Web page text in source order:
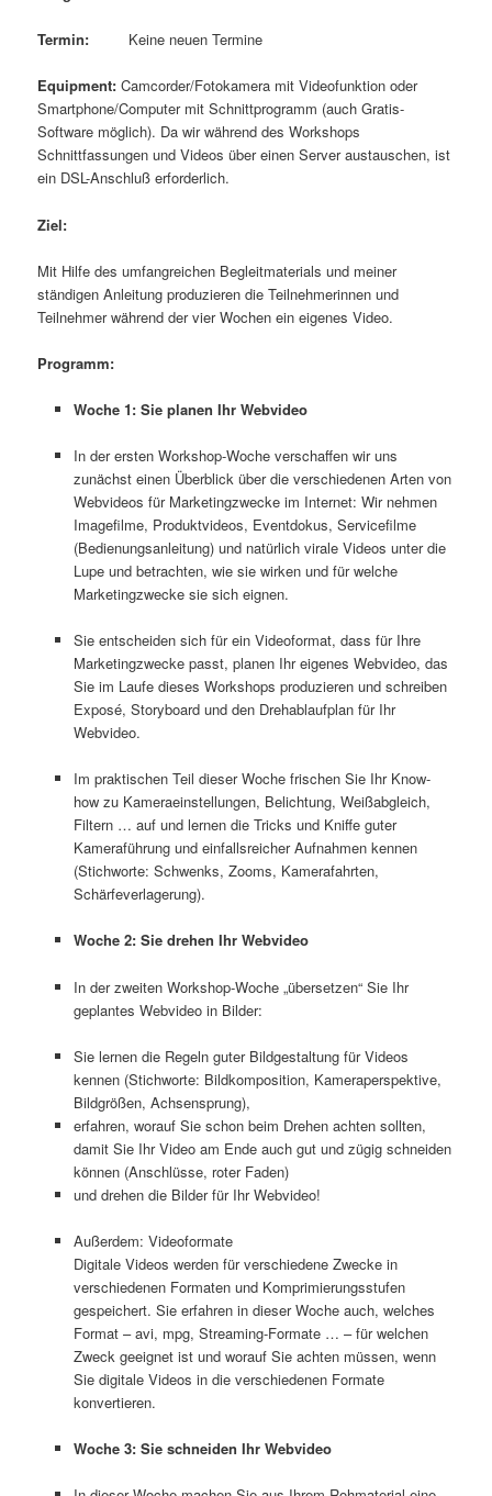
Termin: Keine neuen Termine
Equipment: Camcorder/Fotokamera mit Videofunktion oder
Smartphone/Computer mit Schnittprogramm (auch Gratis-
Software möglich). Da wir während des Workshops
Schnittfassungen und Videos über einen Server austauschen, ist
ein DSL-Anschluß erforderlich.
Ziel:
Mit Hilfe des umfangreichen Begleitmaterials und meiner
ständigen Anleitung produzieren die Teilnehmerinnen und
Teilnehmer während der vier Wochen ein eigenes Video.
Programm:
Woche 1: Sie planen Ihr Webvideo
In der ersten Workshop-Woche verschaffen wir uns
zunächst einen Überblick über die verschiedenen Arten von
Webvideos für Marketingzwecke im Internet: Wir nehmen
Imagefilme, Produktvideos, Eventdokus, Servicefilme
(Bedienungsanleitung) und natürlich virale Videos unter die
Lupe und betrachten, wie sie wirken und für welche
Marketingzwecke sie sich eignen.
Sie entscheiden sich für ein Videoformat, dass für Ihre
Marketingzwecke passt, planen Ihr eigenes Webvideo, das
Sie im Laufe dieses Workshops produzieren und schreiben
Exposé, Storyboard und den Drehablaufplan für Ihr
Webvideo.
Im praktischen Teil dieser Woche frischen Sie Ihr Know-
how zu Kameraeinstellungen, Belichtung, Weißabgleich,
Filtern … auf und lernen die Tricks und Kniffe guter
Kameraführung und einfallsreicher Aufnahmen kennen
(Stichworte: Schwenks, Zooms, Kamerafahrten,
Schärfeverlagerung).
Woche 2: Sie drehen Ihr Webvideo
In der zweiten Workshop-Woche „übersetzen“ Sie Ihr
geplantes Webvideo in Bilder:
Sie lernen die Regeln guter Bildgestaltung für Videos
kennen (Stichworte: Bildkomposition, Kameraperspektive,
Bildgrößen, Achsensprung),
erfahren, worauf Sie schon beim Drehen achten sollten,
damit Sie Ihr Video am Ende auch gut und zügig schneiden
können (Anschlüsse, roter Faden)
und drehen die Bilder für Ihr Webvideo!
Außerdem: Videoformate
Digitale Videos werden für verschiedene Zwecke in
verschiedenen Formaten und Komprimierungsstufen
gespeichert. Sie erfahren in dieser Woche auch, welches
Format – avi, mpg, Streaming-Formate … – für welchen
Zweck geeignet ist und worauf Sie achten müssen, wenn
Sie digitale Videos in die verschiedenen Formate
konvertieren.
Woche 3: Sie schneiden Ihr Webvideo